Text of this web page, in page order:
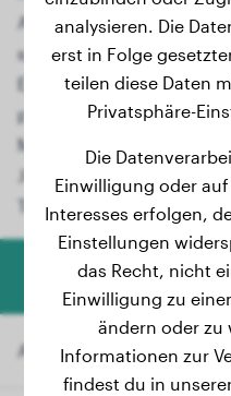
Australian Shepherd-
speziellen
Endgewicht der Rasse
präzise berechnen. Egal
Miniature Australian
Junghund heranwächst,
Tool liefert dir wertvolle
Aktuelles Gewicht
analysieren. Die
erst in Folge
teilen diese Daten
Privatsphäre-
Die
Einwilligung oder
Interesses erfolgen,
Einstellungen
das Recht, nicht
Einwilligung zu
ändern oder zu
Informationen zur
findest du in